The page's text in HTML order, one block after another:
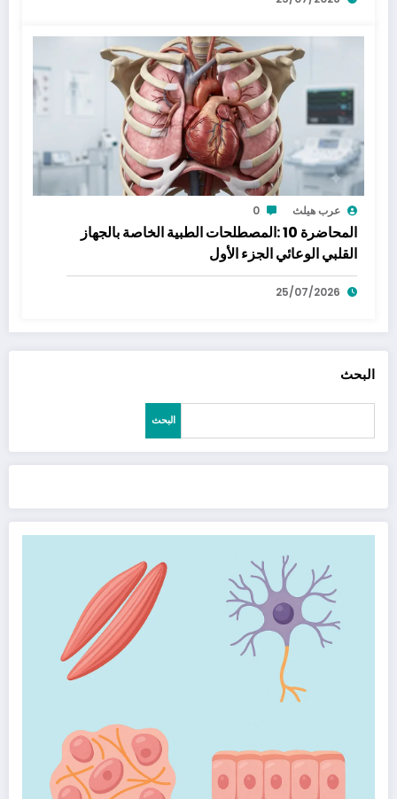
عرب هيلث 0
المحاضرة 10 :المصطلحات الطبية الخاصة بالجهاز
القلبي الوعائي الجزء الأول
25/07/2026
البحث
البحث